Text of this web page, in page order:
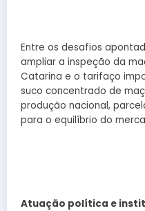
Entre os desafios
ampliar a inspeção da
Catarina e o tarifaço
suco concentrado de
produção nacional,
para o equilíbrio do
Atuação política e